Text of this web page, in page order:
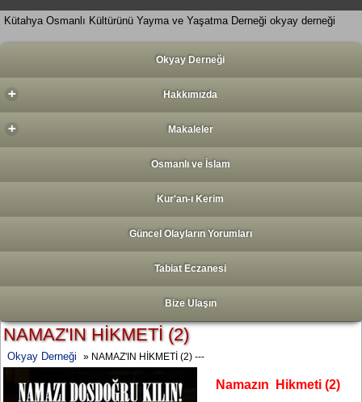
Kütahya Osmanlı Kültürünü Yayma ve Yaşatma Derneği okyay derneği
Okyay Derneği
+ Hakkımızda
+ Makaleler
Osmanlı ve İslam
Kur'an-ı Kerim
Güncel Olayların Yorumları
Tabiat Eczanesi
Bize Ulaşın
NAMAZ'IN HİKMETİ (2)
Okyay Derneği » NAMAZ'IN HİKMETİ (2) ---
Namazın Hikmeti (2)